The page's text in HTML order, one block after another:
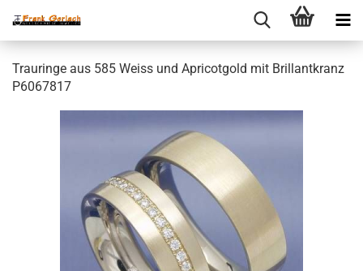
Trauringe aus 585 Weiss und Apricotgold mit Brillantkranz
P6067817